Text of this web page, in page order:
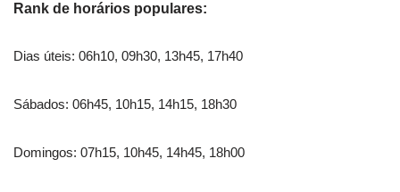
Rank de horários populares:
Dias úteis: 06h10, 09h30, 13h45, 17h40
Sábados: 06h45, 10h15, 14h15, 18h30
Domingos: 07h15, 10h45, 14h45, 18h00